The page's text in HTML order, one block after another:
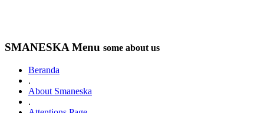
SMANESKA Menu some about us
Beranda
.
About Smaneska
.